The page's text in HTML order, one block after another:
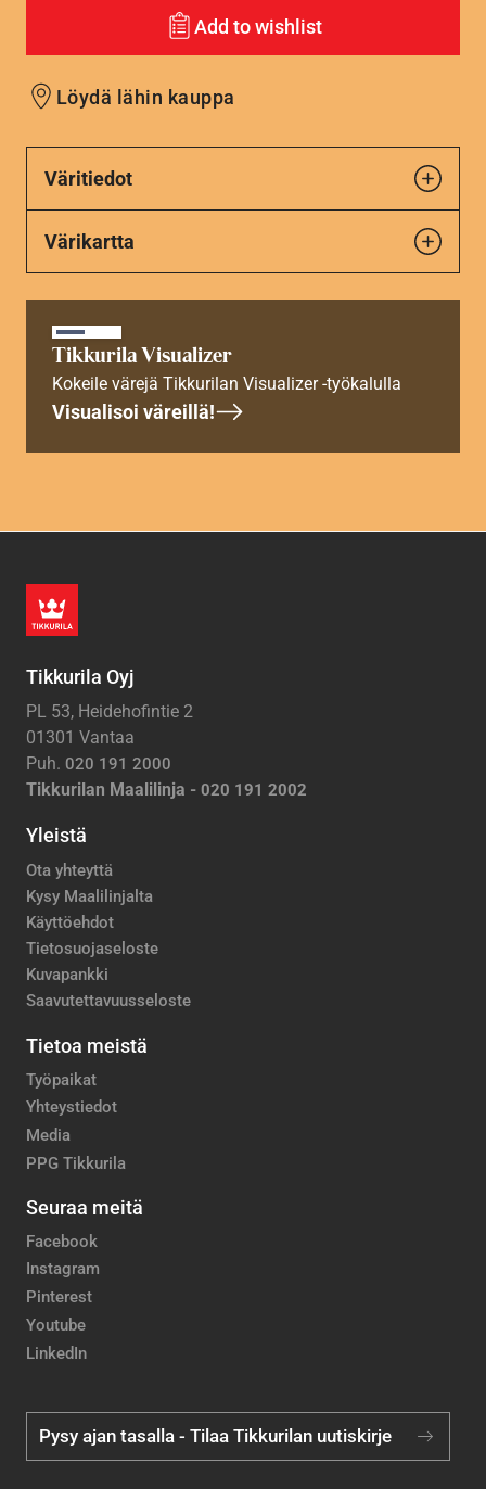
Add to wishlist
Löydä lähin kauppa
Väritiedot
Värikartta
Tikkurila Visualizer
Kokeile värejä Tikkurilan Visualizer -työkalulla
Visualisoi väreillä!
Tikkurila Oyj
PL 53, Heidehofintie 2
01301 Vantaa
Puh. 020 191 2000
Tikkurilan Maalilinja - 020 191 2002
Yleistä
Ota yhteyttä
Kysy Maalilinjalta
Käyttöehdot
Tietosuojaseloste
Kuvapankki
Saavutettavuusseloste
Tietoa meistä
Työpaikat
Yhteystiedot
Media
PPG Tikkurila
Seuraa meitä
Facebook
Instagram
Pinterest
Youtube
LinkedIn
Pysy ajan tasalla - Tilaa Tikkurilan uutiskirje